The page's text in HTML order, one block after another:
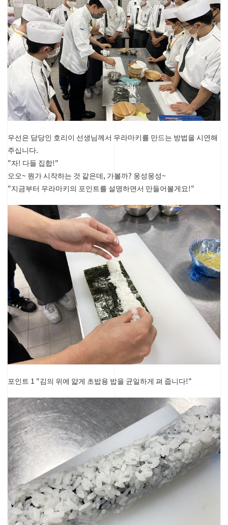
우선은 담당인 호리이 선생님께서 우라마키를 만드는 방법을 시연해
주십니다.
"자! 다들 집합!"
오오~ 뭔가 시작하는 것 같은데, 가볼까? 웅성웅성~
"지금부터 우라마키의 포인트를 설명하면서 만들어볼게요!"
포인트 1 "김의 위에 얇게 초밥용 밥을 균일하게 펴 줍니다!"